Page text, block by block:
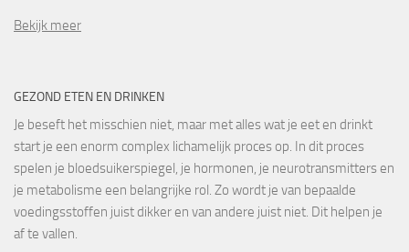
Bekijk meer
GEZOND ETEN EN DRINKEN
Je beseft het misschien niet, maar met alles wat je eet en drinkt
start je een enorm complex lichamelijk proces op. In dit proces
spelen je bloedsuikerspiegel, je hormonen, je neurotransmitters en
je metabolisme een belangrijke rol. Zo wordt je van bepaalde
voedingsstoffen juist dikker en van andere juist niet. Dit helpen je
af te vallen.